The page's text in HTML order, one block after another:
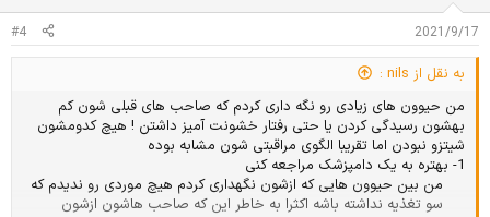
:
2021/9/17
#4
به نقل از nils :
من حیوون های زیادی رو نگه داری کردم که صاحب های قبلی شون کم
بهشون رسیدگی کردن یا حتی رفتار خشونت آمیز داشتن ! هیچ کدومشون
شیتزو نبودن اما تقریبا الگوی مراقبتی شون مشابه بوده
1- بهتره به یک دامپزشک مراجعه کنی
من بین حیوون هایی که ازشون نگهداری کردم هیچ موردی رو ندیدم که
سو تغذیه نداشته باشه اکثرا به خاطر این که صاحب هاشون ازشون